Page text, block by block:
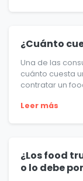
¿Cuánto
Una de las
cuánto cuesta
contratar un
Leer más
¿Los food
o lo debe